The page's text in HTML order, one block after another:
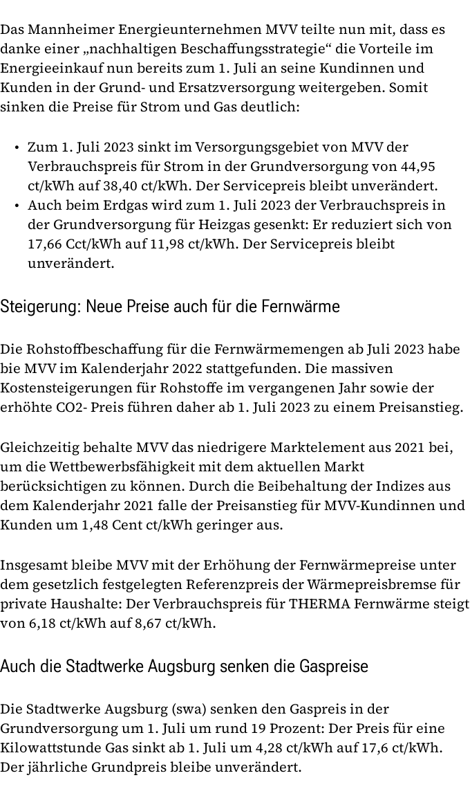
Das Mannheimer Energieunternehmen MVV teilte nun mit, dass es
danke einer „nachhaltigen Beschaffungsstrategie“ die Vorteile im
Energieeinkauf nun bereits zum 1. Juli an seine Kundinnen und
Kunden in der Grund- und Ersatzversorgung weitergeben. Somit
sinken die Preise für Strom und Gas deutlich:
Zum 1. Juli 2023 sinkt im Versorgungsgebiet von MVV der
Verbrauchspreis für Strom in der Grundversorgung von 44,95
ct/kWh auf 38,40 ct/kWh. Der Servicepreis bleibt unverändert.
Auch beim Erdgas wird zum 1. Juli 2023 der Verbrauchspreis in
der Grundversorgung für Heizgas gesenkt: Er reduziert sich von
17,66 Cct/kWh auf 11,98 ct/kWh. Der Servicepreis bleibt
unverändert.
Steigerung: Neue Preise auch für die Fernwärme
Die Rohstoffbeschaffung für die Fernwärmemengen ab Juli 2023 habe
bie MVV im Kalenderjahr 2022 stattgefunden. Die massiven
Kostensteigerungen für Rohstoffe im vergangenen Jahr sowie der
erhöhte CO2- Preis führen daher ab 1. Juli 2023 zu einem Preisanstieg.
Gleichzeitig behalte MVV das niedrigere Marktelement aus 2021 bei,
um die Wettbewerbsfähigkeit mit dem aktuellen Markt
berücksichtigen zu können. Durch die Beibehaltung der Indizes aus
dem Kalenderjahr 2021 falle der Preisanstieg für MVV-Kundinnen und
Kunden um 1,48 Cent ct/kWh geringer aus.
Insgesamt bleibe MVV mit der Erhöhung der Fernwärmepreise unter
dem gesetzlich festgelegten Referenzpreis der Wärmepreisbremse für
private Haushalte: Der Verbrauchspreis für THERMA Fernwärme steigt
von 6,18 ct/kWh auf 8,67 ct/kWh.
Auch die Stadtwerke Augsburg senken die Gaspreise
Die Stadtwerke Augsburg (swa) senken den Gaspreis in der
Grundversorgung um 1. Juli um rund 19 Prozent: Der Preis für eine
Kilowattstunde Gas sinkt ab 1. Juli um 4,28 ct/kWh auf 17,6 ct/kWh.
Der jährliche Grundpreis bleibe unverändert.